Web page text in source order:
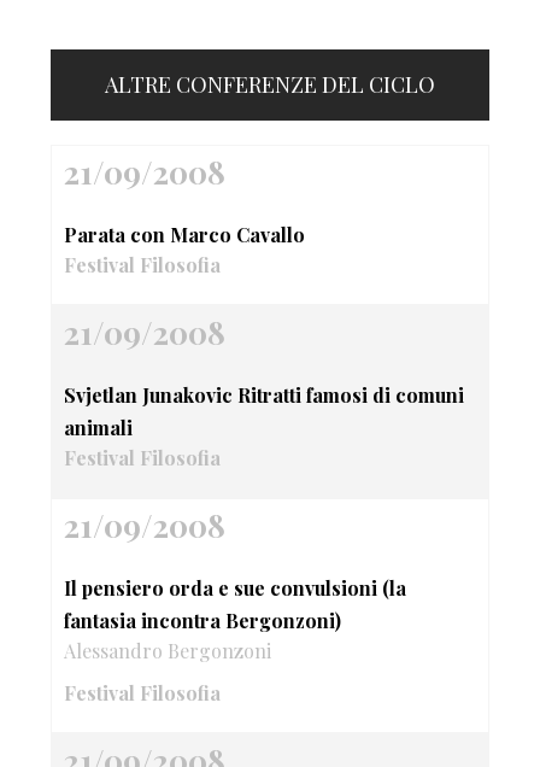
ALTRE CONFERENZE DEL CICLO
21/09/2008
Parata con Marco Cavallo
Festival Filosofia
21/09/2008
Svjetlan Junakovic Ritratti famosi di comuni
animali
Festival Filosofia
21/09/2008
Il pensiero orda e sue convulsioni (la
fantasia incontra Bergonzoni)
Alessandro Bergonzoni
Festival Filosofia